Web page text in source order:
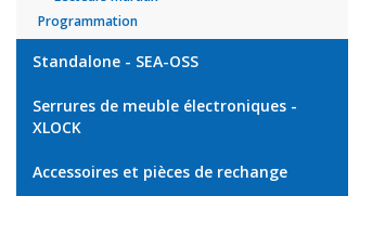
Programmation
Standalone - SEA-OSS
Serrures de meuble électroniques -
XLOCK
Accessoires et pièces de rechange